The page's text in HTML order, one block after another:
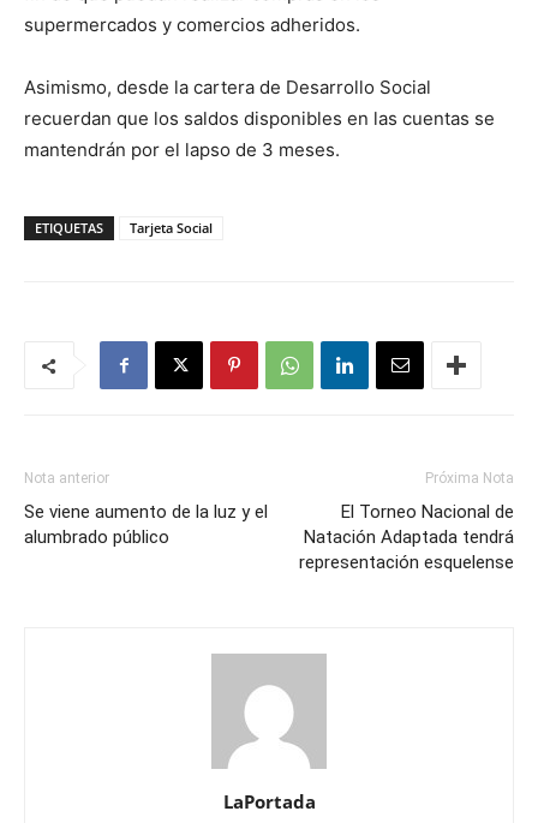
supermercados y comercios adheridos.
Asimismo, desde la cartera de Desarrollo Social
recuerdan que los saldos disponibles en las cuentas se
mantendrán por el lapso de 3 meses.
ETIQUETAS Tarjeta Social
Nota anterior
Se viene aumento de la luz y el
alumbrado público
Próxima Nota
El Torneo Nacional de
Natación Adaptada tendrá
representación esquelense
LaPortada